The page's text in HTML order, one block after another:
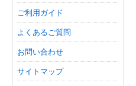
ご利用ガイド
よくあるご質問
お問い合わせ
サイトマップ